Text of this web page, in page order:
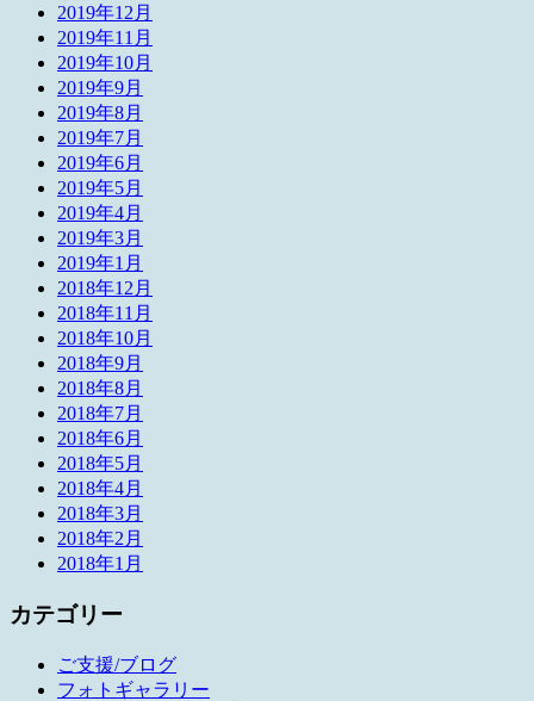
2019年12月
2019年11月
2019年10月
2019年9月
2019年8月
2019年7月
2019年6月
2019年5月
2019年4月
2019年3月
2019年1月
2018年12月
2018年11月
2018年10月
2018年9月
2018年8月
2018年7月
2018年6月
2018年5月
2018年4月
2018年3月
2018年2月
2018年1月
カテゴリー
ご支援/ブログ
フォトギャラリー